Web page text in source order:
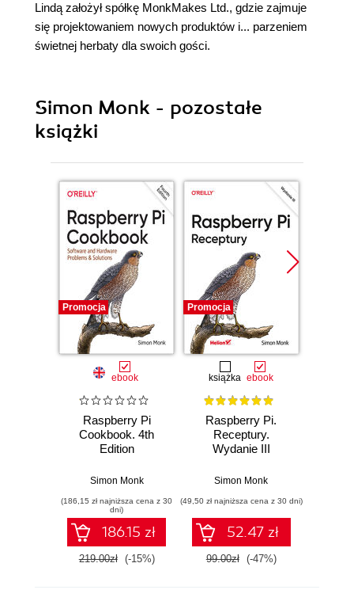
Lindą założył spółkę MonkMakes Ltd., gdzie zajmuje
się projektowaniem nowych produktów i... parzeniem
świetnej herbaty dla swoich gości.
Simon Monk - pozostałe
książki
Promocja
ebook
Raspberry Pi
Cookbook. 4th
Edition
Simon Monk
(186,15 zł najniższa cena z 30
dni)
186.15 zł
219.00zł (-15%)
Promocja
książka ebook
Raspberry Pi.
Receptury.
Wydanie III
Simon Monk
(49,50 zł najniższa cena z 30 dni)
52.47 zł
99.00zł (-47%)